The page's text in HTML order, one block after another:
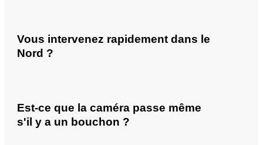
Vous intervenez rapidement dans le
Nord ?
Est-ce que la caméra passe même
s'il y a un bouchon ?